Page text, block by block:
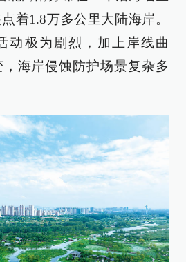
着1.8万多公里大陆海岸。
动极为剧烈，加上岸线曲
海岸侵蚀防护场景复杂多